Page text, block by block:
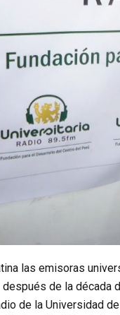
las emisoras
de la década
de la Universidad